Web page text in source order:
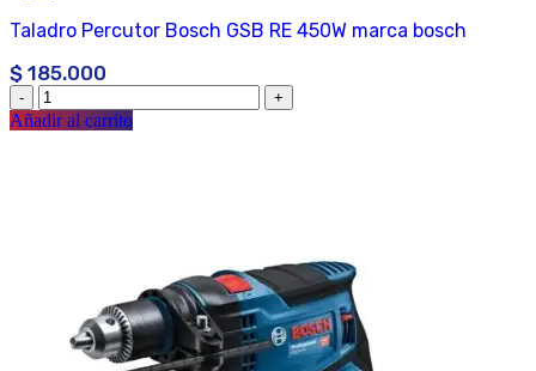
Taladro Percutor Bosch GSB RE 450W marca bosch
$ 185.000
Añadir al carrito